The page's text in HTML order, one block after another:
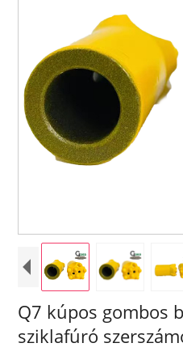
Q7 kúpos gombos
sziklafúró